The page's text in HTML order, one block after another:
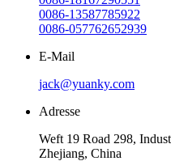
0086-13587785922
0086-057762652939
E-Mail
jack@yuanky.com
Adresse
Weft 19 Road 298,
Zhejiang, China